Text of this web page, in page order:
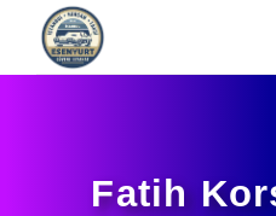
İçeriğe
Fatih